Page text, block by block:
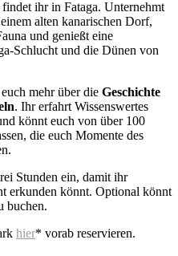
findet ihr in Fataga. Unternehmt
alten kanarischen Dorf,
und genießt eine
Schlucht und die Dünen von
mehr über die Geschichte
. Ihr erfahrt Wissenswertes
könnt euch von über 100
die euch Momente des
Stunden ein, damit ihr
erkunden könnt. Optional könnt
buchen.
hier* vorab reservieren.